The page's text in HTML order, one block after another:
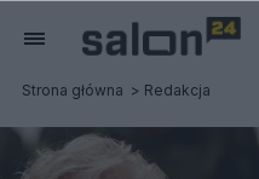
Strona główna Redakcja